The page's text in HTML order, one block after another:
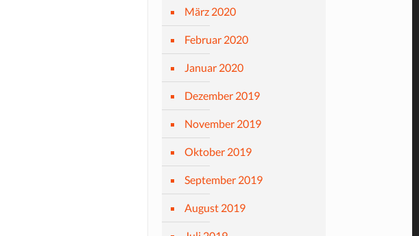
März 2020
Februar 2020
Januar 2020
Dezember 2019
November 2019
Oktober 2019
September 2019
August 2019